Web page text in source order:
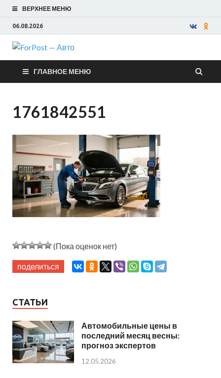
ВЕРХНЕЕ МЕНЮ
06.08.2026
ForPost —
Авто
ГЛАВНОЕ МЕНЮ
1761842551
(Пока оценок нет)
поделиться
СТАТЬИ
Автомобильные цены в
последний месяц весны:
прогноз экспертов
12.05.2026